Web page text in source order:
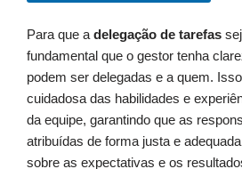
Para que a delegação de tarefas
fundamental que o gestor tenha
podem ser delegadas e a quem.
cuidadosa das habilidades e
da equipe, garantindo que as
atribuídas de forma justa e
sobre as expectativas e os